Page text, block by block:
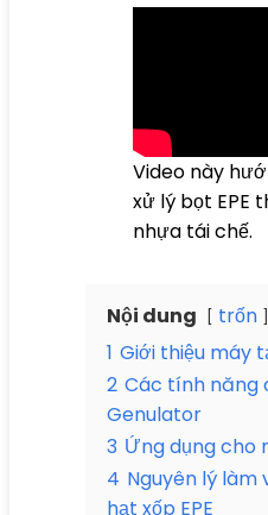
Video này
xử lý bọt EPE
nhựa tái chế.
Nội dung
trốn
1 Giới thiệu máy
2 Các tính năng
Genulator
3 Ứng dụng cho
4 Nguyên lý làm
hạt xốp EPE